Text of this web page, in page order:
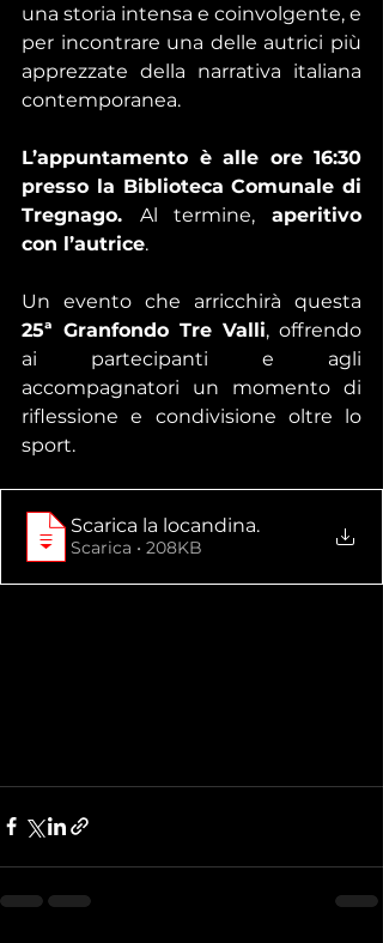
una storia intensa e coinvolgente, e
per incontrare una delle autrici più
apprezzate della narrativa italiana
contemporanea.
L’appuntamento è alle ore 16:30
presso la Biblioteca Comunale di
Tregnago.
Al termine, aperitivo
con l’autrice.
25ª Granfondo Tre Valli, offrendo
ai partecipanti e agli
accompagnatori un momento di
riflessione e condivisione oltre lo
sport.
Scarica la locandina.
Scarica • 208KB